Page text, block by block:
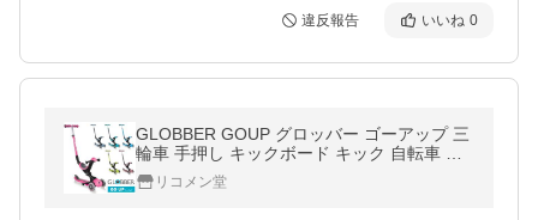
違反報告 いいね 0
GLOBBER GOUP グロッバー ゴーアップ 三
輪車 手押し キックボード キック 自転車 変
形 子供 幼児 おもちゃ プレゼント スケート
リコメン堂